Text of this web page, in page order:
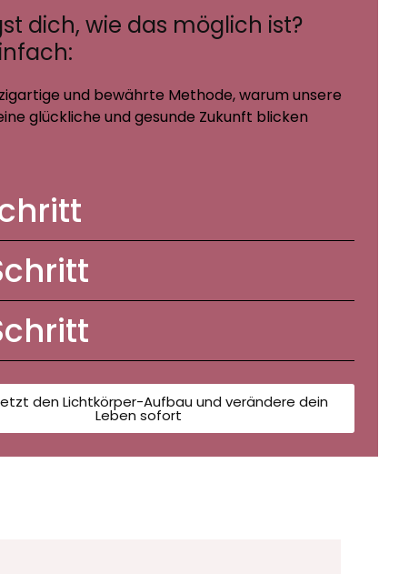
dich, wie das möglich ist?
und bewährte Methode, warum unsere
glückliche und gesunde Zukunft blicken
den Lichtkörper-Aufbau und verändere dein
Leben sofort